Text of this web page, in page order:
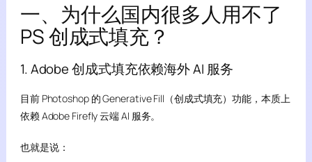
一、为什么国内很多人用不了
PS 创成式填充？
1. Adobe 创成式填充依赖海外 AI 服务
目前 Photoshop 的 Generative Fill（创成式填充）功能，本质上
依赖 Adobe Firefly 云端 AI 服务。
也就是说：